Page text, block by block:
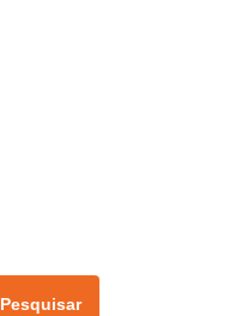
Pesquisar